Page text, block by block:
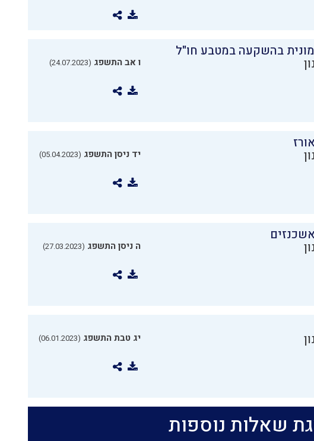
בהשקעה במטבע חו"ל
ו אב התשפג (24.07.2023)
יד ניסן התשפג (05.04.2023)
ה ניסן התשפג (27.03.2023)
יג טבת התשפג (06.01.2023)
שאלות נוספות